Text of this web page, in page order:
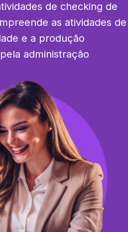
de checking de
as atividades de
e a produção
administração